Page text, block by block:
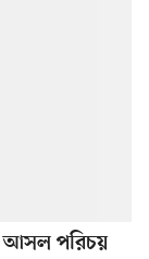
আসল পরিচয়